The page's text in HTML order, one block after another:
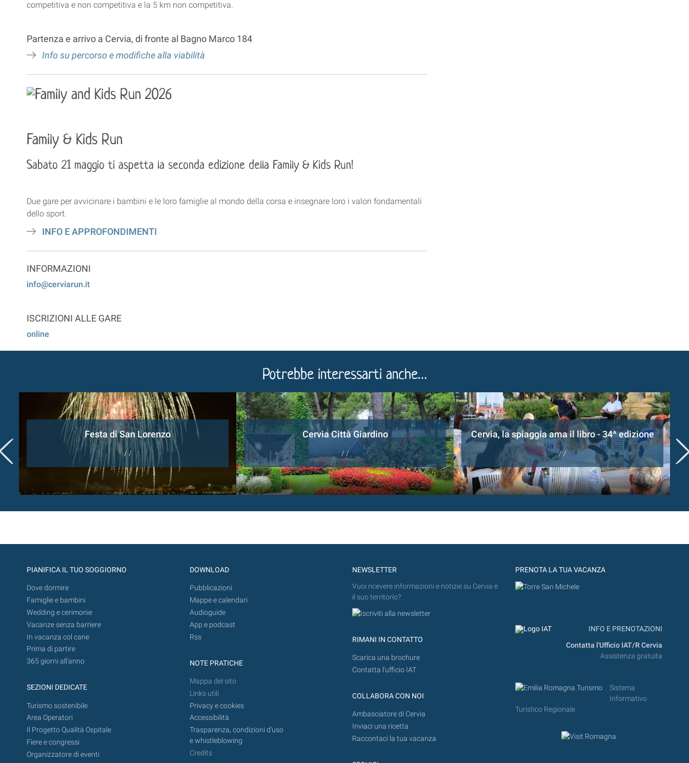
competitiva e non competitiva e la 5 km non competitiva.
Partenza e arrivo a Cervia, di fronte al Bagno Marco 184
Info su percorso e modifiche alla viabilità
Family & Kids Run
Sabato 21 maggio ti aspetta la seconda edizione della Family & Kids Run!
Due gare per avvicinare i bambini e le loro famiglie al mondo della corsa e insegnare loro i valori fondamentali
dello sport.
INFO E APPROFONDIMENTI
INFORMAZIONI
info@cerviarun.it
ISCRIZIONI ALLE GARE
online
Potrebbe interessarti anche…
Festa di San Lorenzo
/ /
Cervia Città Giardino
/ /
Cervia, la spiaggia ama il libro - 34^ edizione
/ /
PIANIFICA IL TUO SOGGIORNO
Dove dormire
Famiglie e bambini
Wedding e cerimonie
Vacanze senza barriere
In vacanza col cane
Prima di partire
365 giorni all’anno
SEZIONI DEDICATE
Turismo sostenibile
Area Operatori
Il Progetto Qualità Ospitale
Fiere e congressi
Organizzatore di eventi
DOWNLOAD
Pubblicazioni
Mappe e calendari
Audioguide
App e podcast
Rss
NOTE PRATICHE
Mappa del sito
Links utili
Privacy e cookies
Accessibilità
Trasparenza, condizioni d'uso
e whistleblowing
Credits
NEWSLETTER
Vuoi ricevere informazioni e notizie su Cervia e
il suo territorio?
RIMANI IN CONTATTO
Scarica una brochure
Contatta l'ufficio IAT
COLLABORA CON NOI
Ambasciatore di Cervia
Inviaci una ricetta
Raccontaci la tua vacanza
PRENOTA LA TUA VACANZA
INFO E PRENOTAZIONI
Contatta l'Ufficio IAT/R Cervia
Assistenza gratuita
Sistema
Informativo
Turistico Regionale